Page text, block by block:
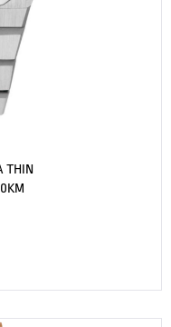
THIN
KM